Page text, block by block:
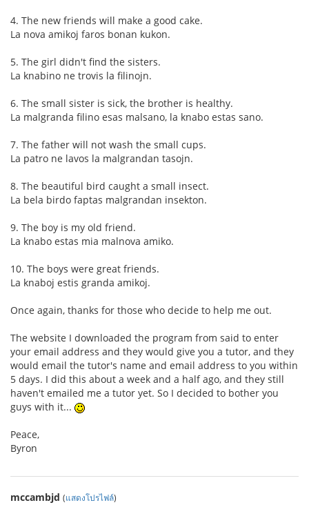
4. The new friends will make a good cake.
La nova amikoj faros bonan kukon.
5. The girl didn't find the sisters.
La knabino ne trovis la filinojn.
6. The small sister is sick, the brother is healthy.
La malgranda filino esas malsano, la knabo estas sano.
7. The father will not wash the small cups.
La patro ne lavos la malgrandan tasojn.
8. The beautiful bird caught a small insect.
La bela birdo faptas malgrandan insekton.
9. The boy is my old friend.
La knabo estas mia malnova amiko.
10. The boys were great friends.
La knaboj estis granda amikoj.
Once again, thanks for those who decide to help me out.
The website I downloaded the program from said to enter
your email address and they would give you a tutor, and they
would email the tutor's name and email address to you within
5 days. I did this about a week and a half ago, and they still
haven't emailed me a tutor yet. So I decided to bother you
guys with it...
Peace,
Byron
mccambjd (แสดงโปรไฟล์)